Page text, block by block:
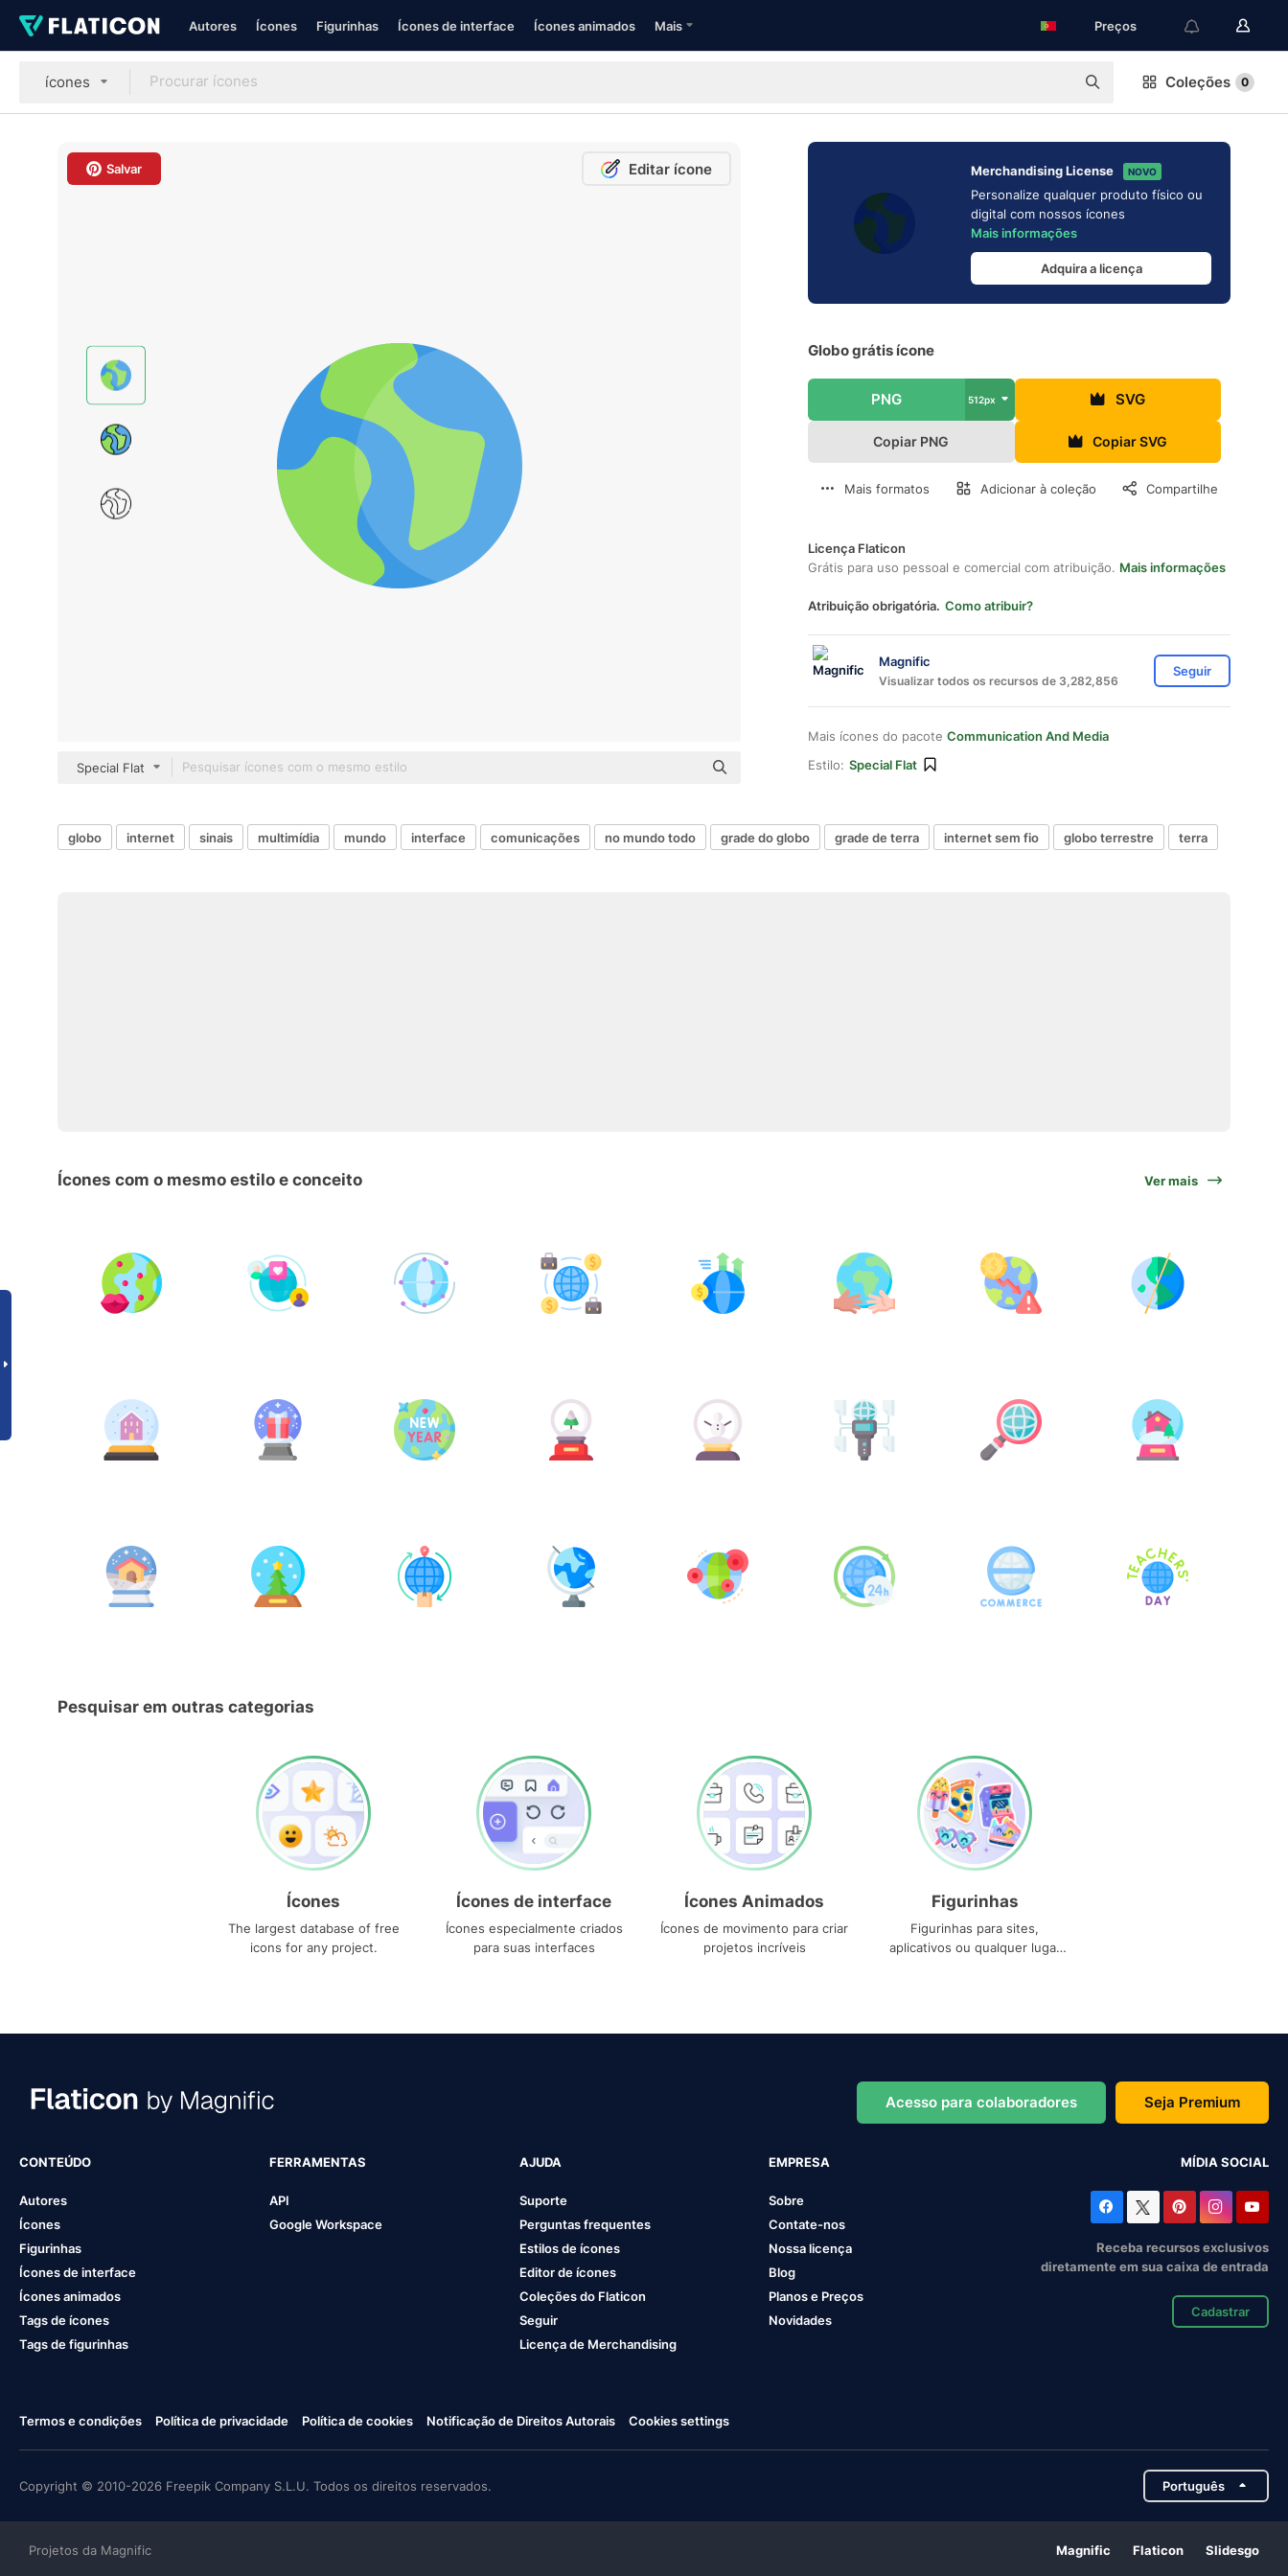
Autores Ícones Figurinhas Ícones de interface Ícones animados Mais Preços
ícones Coleções 0
Salvar Editar ícone
Special Flat
Merchandising License NOVO
Personalize qualquer produto físico ou
digital com nossos ícones
Mais informações
Adquira a licença
Globo grátis ícone
PNG 512px SVG
Copiar PNG Copiar SVG
Mais formatos Adicionar à coleção Compartilhe
Licença Flaticon
Grátis para uso pessoal e comercial com atribuição. Mais informações
Atribuição obrigatória. Como atribuir?
Magnific
Visualizar todos os recursos de 3,282,856
Seguir
Mais ícones do pacote Communication And Media
Estilo: Special Flat
globo internet sinais multimídia mundo interface comunicações no mundo todo grade do globo grade de terra internet sem fio globo terrestre terra
Ícones com o mesmo estilo e conceito Ver mais
Pesquisar em outras categorias
Ícones
The largest database of free
icons for any project.
Ícones de interface
Ícones especialmente criados
para suas interfaces
Ícones Animados
Ícones de movimento para criar
projetos incríveis
Figurinhas
Figurinhas para sites,
aplicativos ou qualquer lugar
Acesso para colaboradores Seja Premium
CONTEÚDO
Autores
Ícones
Figurinhas
Ícones de interface
Ícones animados
Tags de ícones
Tags de figurinhas
FERRAMENTAS
API
Google Workspace
AJUDA
Suporte
Perguntas frequentes
Estilos de ícones
Editor de ícones
Coleções do Flaticon
Seguir
Licença de Merchandising
EMPRESA
Sobre
Contate-nos
Nossa licença
Blog
Planos e Preços
Novidades
MÍDIA SOCIAL
Receba recursos exclusivos
diretamente em sua caixa de entrada
Cadastrar
Termos e condições Política de privacidade Política de cookies Notificação de Direitos Autorais Cookies settings
Copyright © 2010-2026 Freepik Company S.L.U. Todos os direitos reservados. Português
Projetos da Magnific Magnific Flaticon Slidesgo